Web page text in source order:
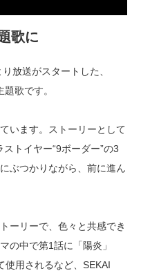
歌に
放送がスタートした、
歌です。
います。ストーリーとして
トイヤー“9ボーダー”の3
ぶつかりながら、前に進ん
ーリーで、色々と共感でき
の中で第1話に「陽炎」
使用されるなど、SEKAI